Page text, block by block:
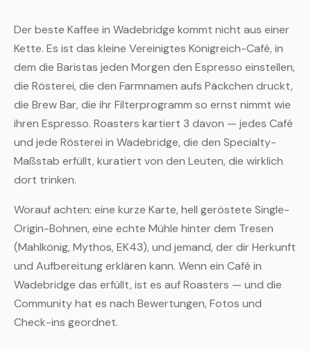
Der beste Kaffee in Wadebridge kommt nicht aus einer
Kette. Es ist das kleine Vereinigtes Königreich-Café, in
dem die Baristas jeden Morgen den Espresso einstellen,
die Rösterei, die den Farmnamen aufs Päckchen druckt,
die Brew Bar, die ihr Filterprogramm so ernst nimmt wie
ihren Espresso. Roasters kartiert 3 davon — jedes Café
und jede Rösterei in Wadebridge, die den Specialty-
Maßstab erfüllt, kuratiert von den Leuten, die wirklich
dort trinken.
Worauf achten: eine kurze Karte, hell geröstete Single-
Origin-Bohnen, eine echte Mühle hinter dem Tresen
(Mahlkönig, Mythos, EK43), und jemand, der dir Herkunft
und Aufbereitung erklären kann. Wenn ein Café in
Wadebridge das erfüllt, ist es auf Roasters — und die
Community hat es nach Bewertungen, Fotos und
Check-ins geordnet.